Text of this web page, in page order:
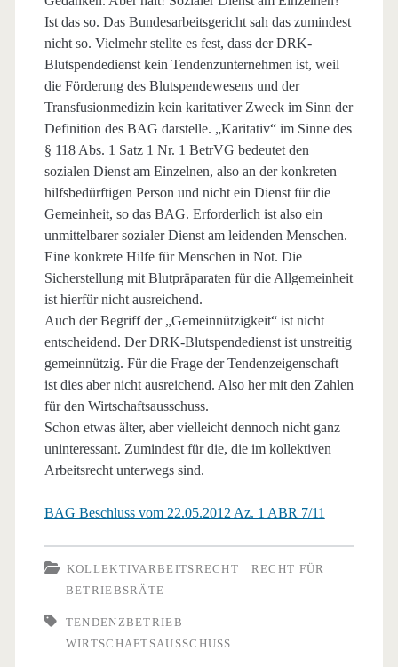
Ist das so. Das Bundesarbeitsgericht sah das zumindest
nicht so. Vielmehr stellte es fest, dass der DRK-
Blutspendedienst kein Tendenzunternehmen ist, weil
die Förderung des Blutspendewesens und der
Transfusionmedizin kein karitativer Zweck im Sinn der
Definition des BAG darstelle. „Karitativ“ im Sinne des
§ 118 Abs. 1 Satz 1 Nr. 1 BetrVG bedeutet den
sozialen Dienst am Einzelnen, also an der konkreten
hilfsbedürftigen Person und nicht ein Dienst für die
Gemeinheit, so das BAG. Erforderlich ist also ein
unmittelbarer sozialer Dienst am leidenden Menschen.
Eine konkrete Hilfe für Menschen in Not. Die
Sicherstellung mit Blutpräparaten für die Allgemeinheit
ist hierfür nicht ausreichend.
Auch der Begriff der „Gemeinnützigkeit“ ist nicht
entscheidend. Der DRK-Blutspendedienst ist unstreitig
gemeinnützig. Für die Frage der Tendenzeigenschaft
ist dies aber nicht ausreichend. Also her mit den Zahlen
für den Wirtschaftsausschuss.
Schon etwas älter, aber vielleicht dennoch nicht ganz
uninteressant. Zumindest für die, die im kollektiven
Arbeitsrecht unterwegs sind.
BAG Beschluss vom 22.05.2012 Az. 1 ABR 7/11
KOLLEKTIVARBEITSRECHT
RECHT FÜR
BETRIEBSRÄTE
TENDENZBETRIEB
WIRTSCHAFTSAUSSCHUSS